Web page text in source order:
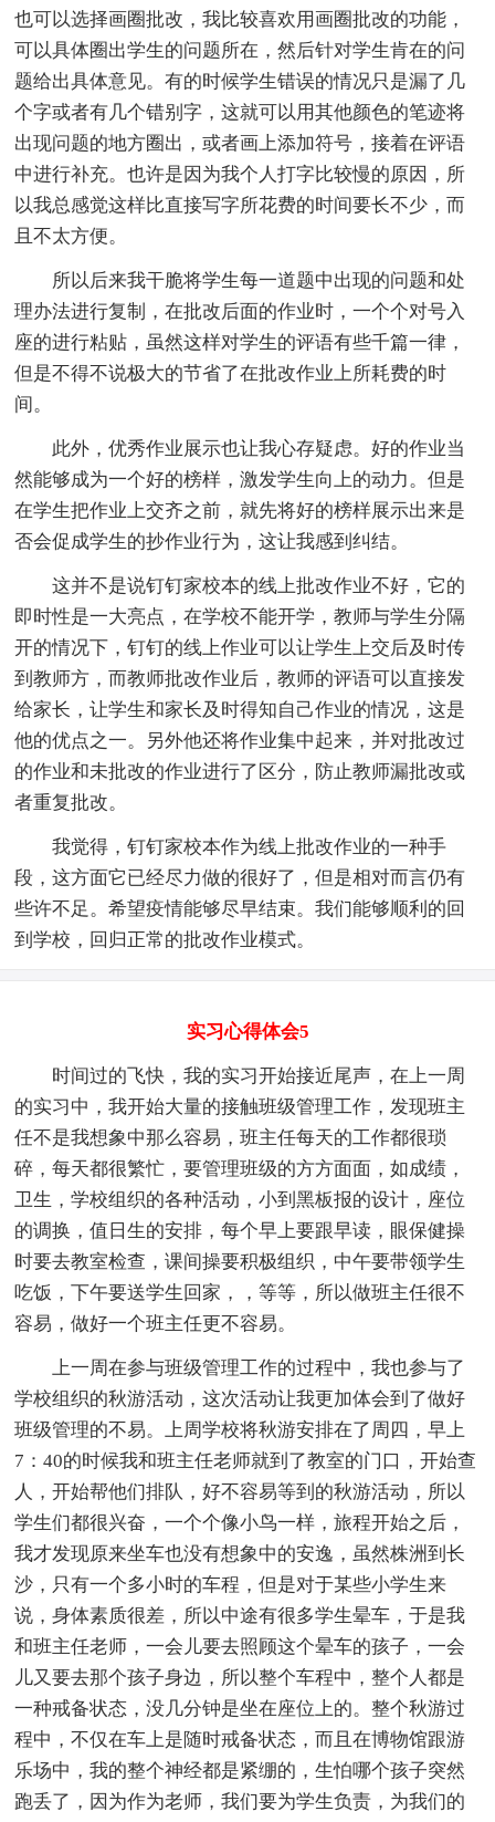
也可以选择画圈批改，我比较喜欢用画圈批改的功能，
可以具体圈出学生的问题所在，然后针对学生肯在的问
题给出具体意见。有的时候学生错误的情况只是漏了几
个字或者有几个错别字，这就可以用其他颜色的笔迹将
出现问题的地方圈出，或者画上添加符号，接着在评语
中进行补充。也许是因为我个人打字比较慢的原因，所
以我总感觉这样比直接写字所花费的时间要长不少，而
且不太方便。
所以后来我干脆将学生每一道题中出现的问题和处
理办法进行复制，在批改后面的作业时，一个个对号入
座的进行粘贴，虽然这样对学生的评语有些千篇一律，
但是不得不说极大的节省了在批改作业上所耗费的时
间。
此外，优秀作业展示也让我心存疑虑。好的作业当
然能够成为一个好的榜样，激发学生向上的动力。但是
在学生把作业上交齐之前，就先将好的榜样展示出来是
否会促成学生的抄作业行为，这让我感到纠结。
这并不是说钉钉家校本的线上批改作业不好，它的
即时性是一大亮点，在学校不能开学，教师与学生分隔
开的情况下，钉钉的线上作业可以让学生上交后及时传
到教师方，而教师批改作业后，教师的评语可以直接发
给家长，让学生和家长及时得知自己作业的情况，这是
他的优点之一。另外他还将作业集中起来，并对批改过
的作业和未批改的作业进行了区分，防止教师漏批改或
者重复批改。
我觉得，钉钉家校本作为线上批改作业的一种手
段，这方面它已经尽力做的很好了，但是相对而言仍有
些许不足。希望疫情能够尽早结束。我们能够顺利的回
到学校，回归正常的批改作业模式。
实习心得体会5
时间过的飞快，我的实习开始接近尾声，在上一周
的实习中，我开始大量的接触班级管理工作，发现班主
任不是我想象中那么容易，班主任每天的工作都很琐
碎，每天都很繁忙，要管理班级的方方面面，如成绩，
卫生，学校组织的各种活动，小到黑板报的设计，座位
的调换，值日生的安排，每个早上要跟早读，眼保健操
时要去教室检查，课间操要积极组织，中午要带领学生
吃饭，下午要送学生回家，，等等，所以做班主任很不
容易，做好一个班主任更不容易。
上一周在参与班级管理工作的过程中，我也参与了
学校组织的秋游活动，这次活动让我更加体会到了做好
班级管理的不易。上周学校将秋游安排在了周四，早上
7：40的时候我和班主任老师就到了教室的门口，开始查
人，开始帮他们排队，好不容易等到的秋游活动，所以
学生们都很兴奋，一个个像小鸟一样，旅程开始之后，
我才发现原来坐车也没有想象中的安逸，虽然株洲到长
沙，只有一个多小时的车程，但是对于某些小学生来
说，身体素质很差，所以中途有很多学生晕车，于是我
和班主任老师，一会儿要去照顾这个晕车的孩子，一会
儿又要去那个孩子身边，所以整个车程中，整个人都是
一种戒备状态，没几分钟是坐在座位上的。整个秋游过
程中，不仅在车上是随时戒备状态，而且在博物馆跟游
乐场中，我的整个神经都是紧绷的，生怕哪个孩子突然
跑丢了，因为作为老师，我们要为学生负责，为我们的